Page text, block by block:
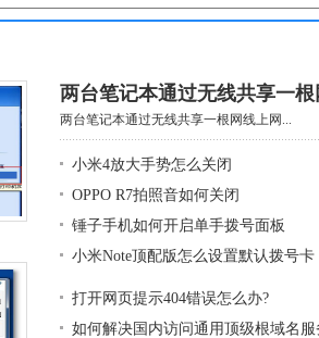
两台笔记本通过无线共享一
两台笔记本通过无线共享一根网线上网...
小米4放大手势怎么关闭
OPPO R7拍照音如何关闭
锤子手机如何开启单手拨号面板
小米Note顶配版怎么设置默认拨号卡
打开网页提示404错误怎么办?
如何解决国内访问通用顶级根域名